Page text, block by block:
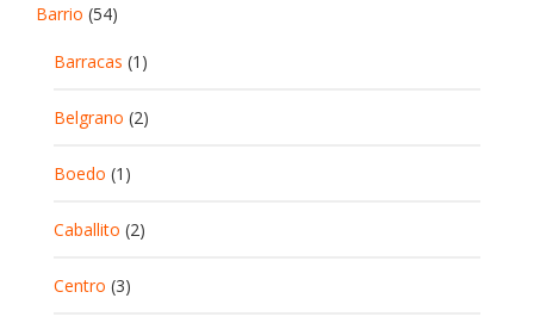
Barrio (54)
Barracas (1)
Belgrano (2)
Boedo (1)
Caballito (2)
Centro (3)